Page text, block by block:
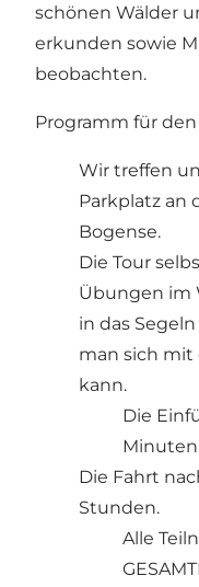
schönen Wälder
erkunden sowie
beobachten.
Programm für den
Wir treffen
Parkplatz an
Bogense.
Die Tour
Übungen im
in das
man sich mit
kann.
Die
Die Fahrt
Stunden.
Alle